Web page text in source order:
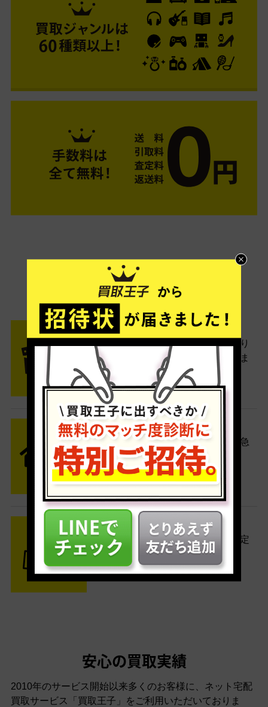
ご利用は簡単3ステップ
STEP1 お申込み・梱包
ネットでお申込みしたら、箱に売り
たい商品をいろいろ詰めて梱包しま
す。
STEP2 発送
送料無料でご自宅から発送！佐川急
便がご自宅まで引き取りに伺いま
す。
STEP3 ご入金
査定結果はメールでお知らせ。査定
結果がOKなら金額をお支払い！
安心の買取実績
2010年のサービス開始以来多くのお客様に、 ネット宅配
買取サービス「買取王子」をご利用いただいておりま